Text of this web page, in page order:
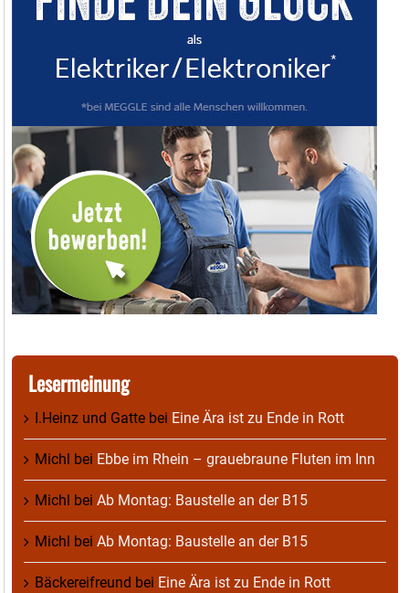
Lesermeinung
I.Heinz und Gatte bei Eine Ära ist zu Ende in Rott
Michl bei Ebbe im Rhein – grauebraune Fluten im Inn
Michl bei Ab Montag: Baustelle an der B15
Michl bei Ab Montag: Baustelle an der B15
Bäckereifreund bei Eine Ära ist zu Ende in Rott